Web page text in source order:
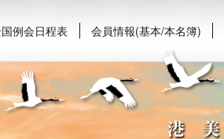
例会日程表 会員情報(基本/本名簿)